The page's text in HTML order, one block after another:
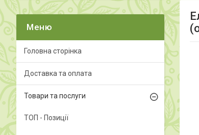
Головна сторінка
Доставка та оплата
Товари та послуги
ТОП - Позиції